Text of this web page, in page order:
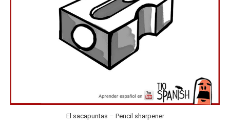
El sacapuntas – Pencil sharpener